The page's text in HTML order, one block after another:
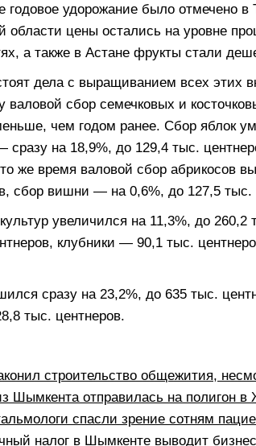
удорожание было отмечено в
области цены остались на уровне
а также в Астане фрукты стали
дела с выращиванием всех этих
валовой сбор семечковых и
чем годом ранее. Сбор яблок
сразу на 18,9%, до 129,4 тыс.
же время валовой сбор абрикосов
сбор вишни — на 0,6%, до 127,5 тыс.
увеличился на 11,3%, до
клубники — 90,1 тыс.
сразу на 23,2%, до 635 тыс.
тыс. центнеров.
строительство общежития,
Шымкента отправилась на полигон
спасли зрение сотням
налог в Шымкенте выводит